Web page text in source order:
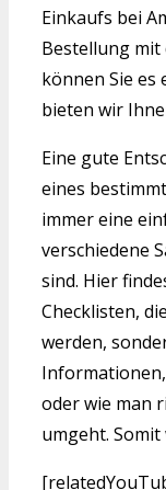
Einkaufs bei
Bestellung mit
können Sie es
bieten wir
Eine gute
eines
immer eine
verschiedene
sind. Hier
Checklisten,
werden,
oder wie man
umgeht.